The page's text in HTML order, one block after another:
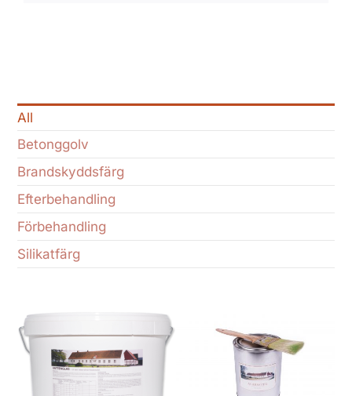
All
Betonggolv
Brandskyddsfärg
Efterbehandling
Förbehandling
Silikatfärg